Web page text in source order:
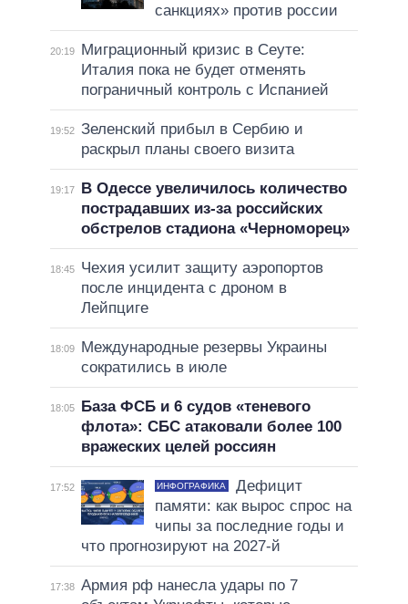
санкциях» против россии
20:19
Миграционный кризис в Сеуте:
Италия пока не будет отменять
пограничный контроль с Испанией
19:52 Зеленский прибыл в Сербию и
раскрыл планы своего визита
19:17
В Одессе увеличилось количество
пострадавших из-за российских
обстрелов стадиона «Черноморец»
18:45
Чехия усилит защиту аэропортов
после инцидента с дроном в
Лейпциге
18:09
Международные резервы Украины
сократились в июле
18:05
База ФСБ и 6 судов «теневого
флота»: СБС атаковали более 100
вражеских целей россиян
17:52 ИНФОГРАФИКА
Дефицит
памяти: как вырос спрос на
чипы за последние годы и
что прогнозируют на 2027-й
17:38 Армия рф нанесла удары по 7